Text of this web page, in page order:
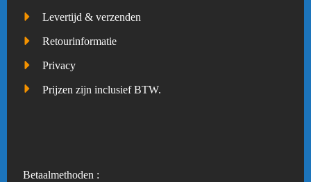
Levertijd & verzenden
Retourinformatie
Privacy
Prijzen zijn inclusief BTW.
Betaalmethoden :